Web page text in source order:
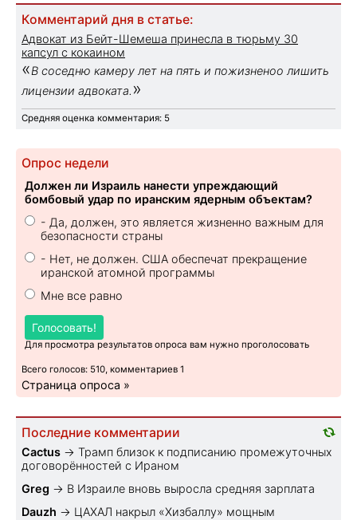
Комментарий дня в статье:
Адвокат из Бейт-Шемеша принесла в тюрьму 30
капсул с кокаином
«В соседню камеру лет на пять и пожизненоо лишить
лицензии адвоката. »
Средняя оценка комментария: 5
Опрос недели
Должен ли Израиль нанести упреждающий
бомбовый удар по иранским ядерным объектам?
- Да, должен, это является жизненно важным для
безопасности страны
- Нет, не должен. США обеспечат прекращение
иранской атомной программы
Мне все равно
Голосовать!
Для просмотра результатов опроса вам нужно проголосовать
Всего голосов: 510, комментариев 1
Страница опроса »
Последние комментарии
Cactus → Трамп близок к подписанию промежуточных
договорённостей с Ираном
Greg → В Израиле вновь выросла средняя зарплата
Dauzh → ЦАХАЛ накрыл «Хизбаллу» мощным